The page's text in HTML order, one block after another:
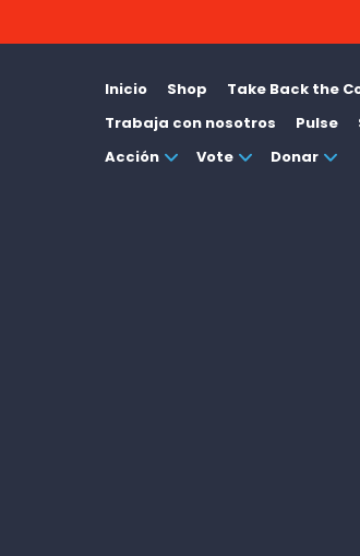
Inicio Shop
Take Back the
Trabaja con nosotros
Pulse
Acción
Vote Donar